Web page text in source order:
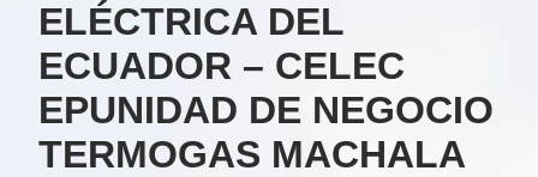
ELÉCTRICA DEL
ECUADOR – CELEC
EPUNIDAD DE NEGOCIO
TERMOGAS MACHALA